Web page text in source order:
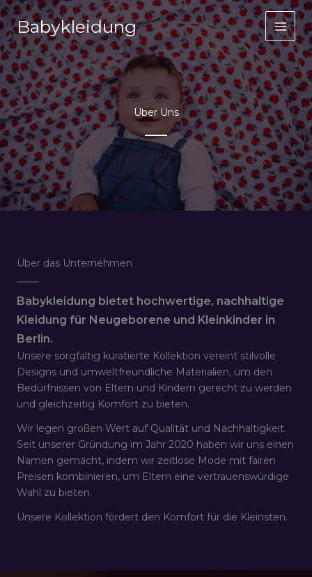
Zum
Inhalt
springen
Babykleidung
Über Uns
Über das Unternehmen
Babykleidung bietet hochwertige, nachhaltige
Kleidung für Neugeborene und Kleinkinder in
Berlin.
Unsere sorgfältig kuratierte Kollektion vereint stilvolle
Designs und umweltfreundliche Materialien, um den
Bedürfnissen von Eltern und Kindern gerecht zu werden
und gleichzeitig Komfort zu bieten.
Wir legen großen Wert auf Qualität und Nachhaltigkeit.
Seit unserer Gründung im Jahr 2020 haben wir uns einen
Namen gemacht, indem wir zeitlose Mode mit fairen
Preisen kombinieren, um Eltern eine vertrauenswürdige
Wahl zu bieten.
Unsere Kollektion fördert den Komfort für die Kleinsten.